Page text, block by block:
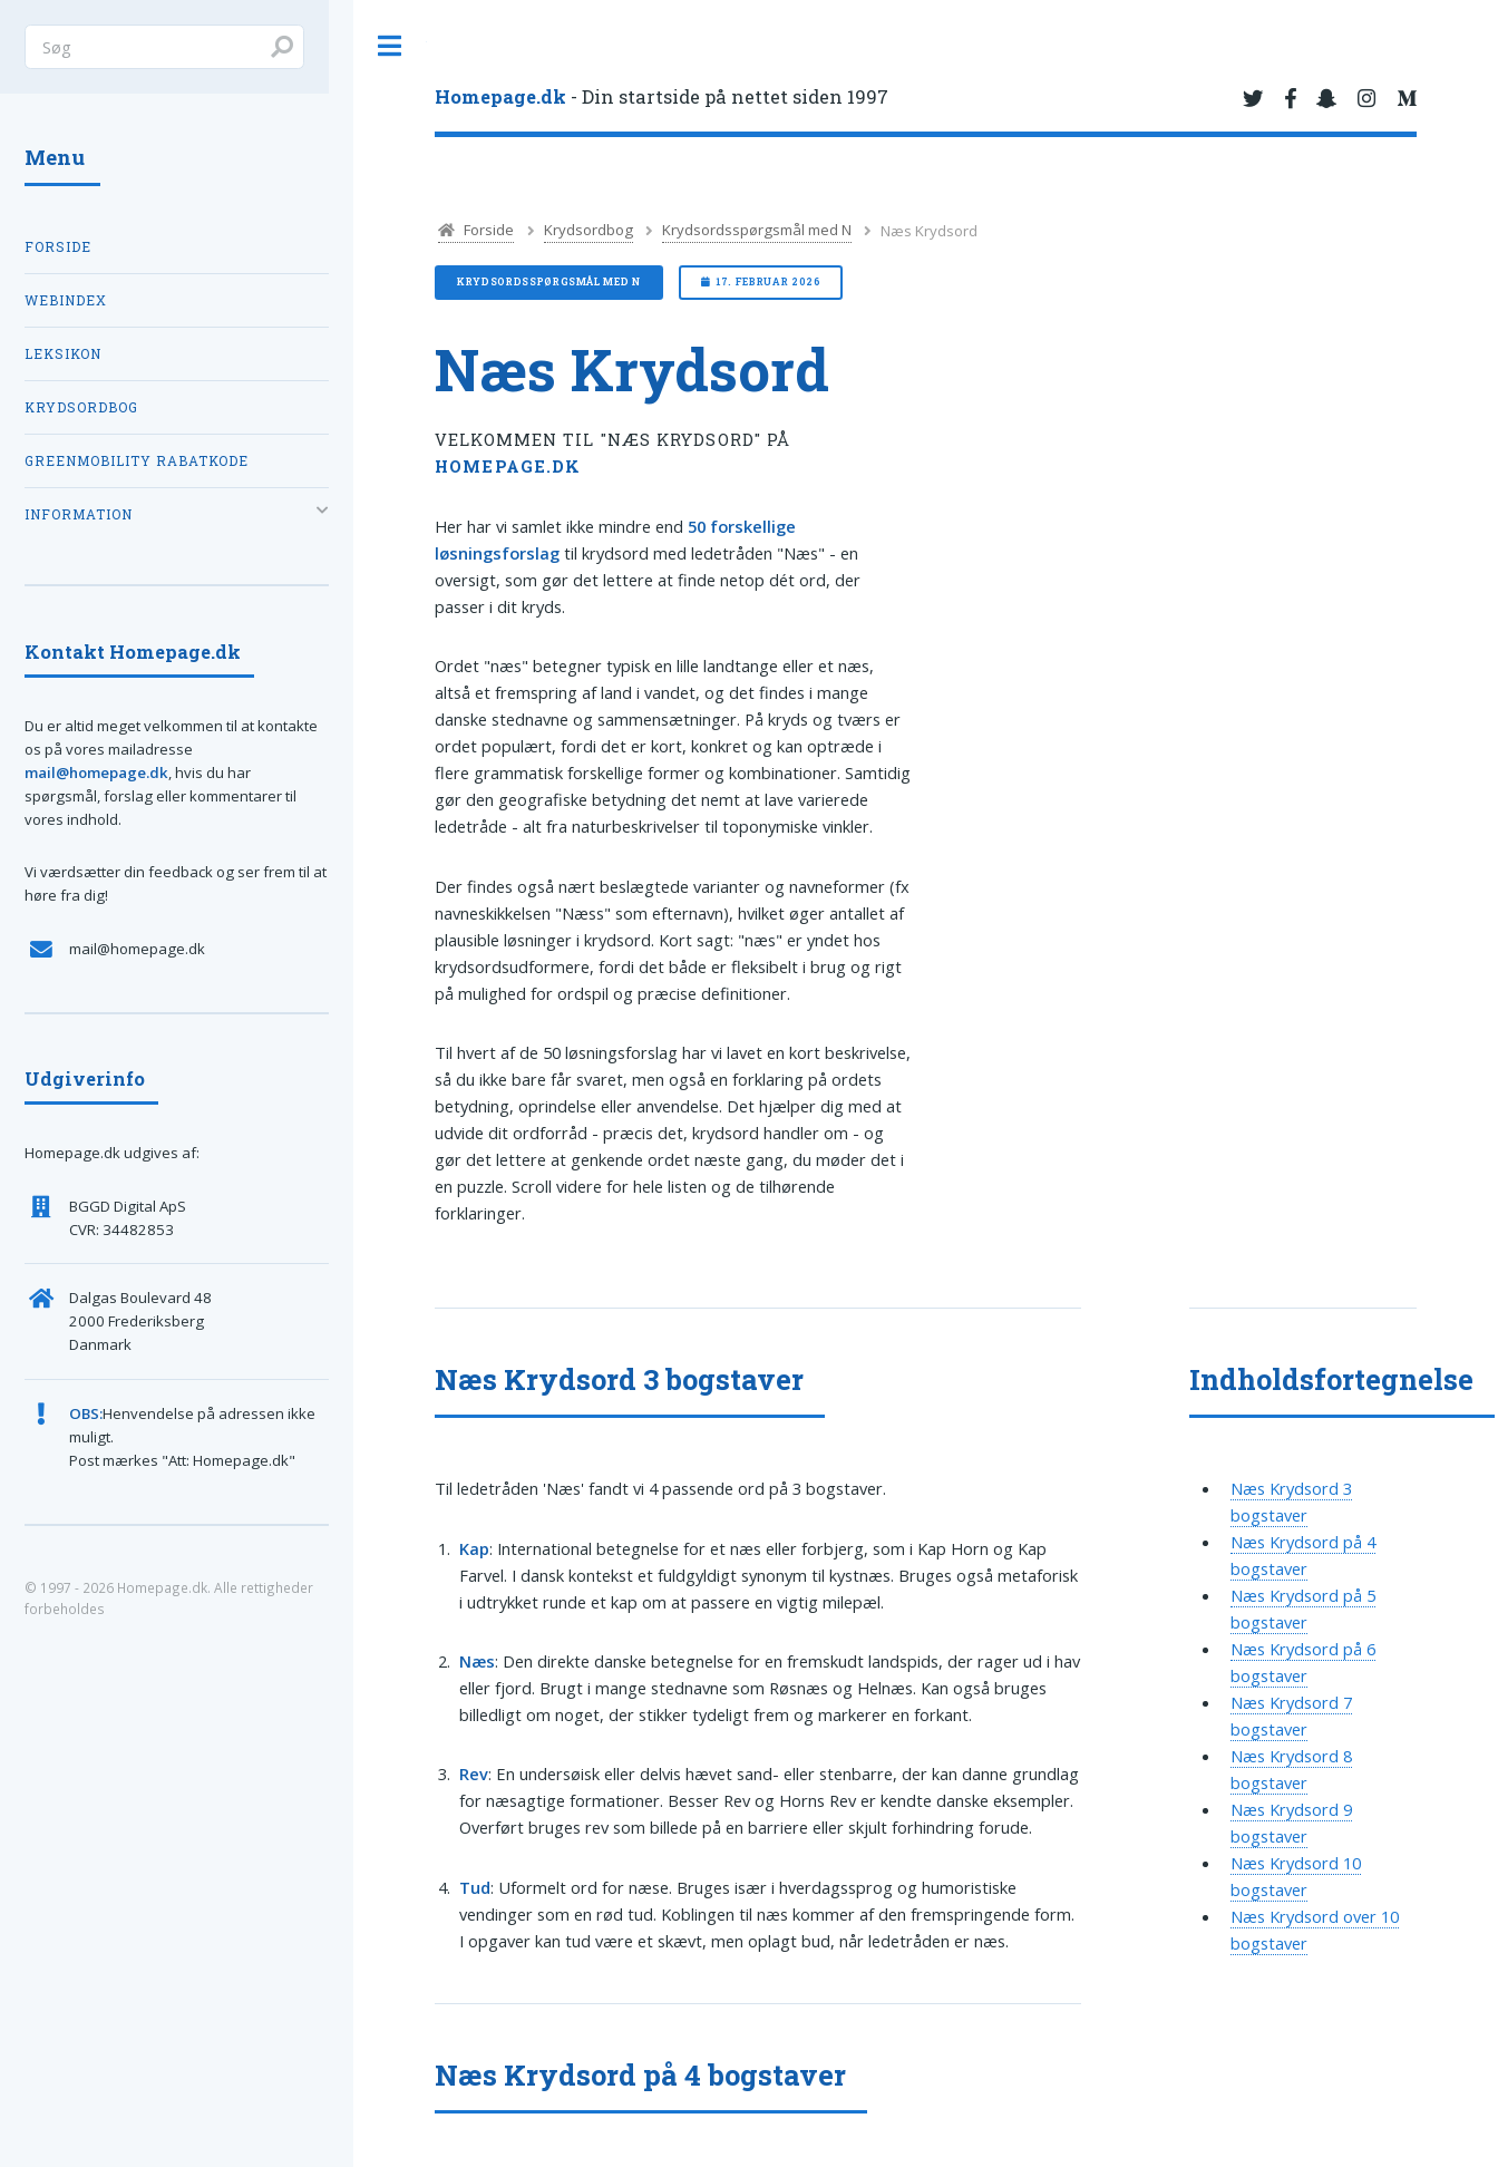
Homepage.dk - Din startside på nettet siden 1997
Forside Krydsordbog Krydsordsspørgsmål med N Næs Krydsord
KRYDSORDSSPØRGSMÅL MED N 17. FEBRUAR 2026
Næs Krydsord
VELKOMMEN TIL "NÆS KRYDSORD" PÅ
HOMEPAGE.DK
Her har vi samlet ikke mindre end 50 forskellige
løsningsforslag til krydsord med ledetråden "Næs" - en
oversigt, som gør det lettere at finde netop dét ord, der
passer i dit kryds.
Ordet "næs" betegner typisk en lille landtange eller et næs,
altså et fremspring af land i vandet, og det findes i mange
danske stednavne og sammensætninger. På kryds og tværs er
ordet populært, fordi det er kort, konkret og kan optræde i
flere grammatisk forskellige former og kombinationer. Samtidig
gør den geografiske betydning det nemt at lave varierede
ledetråde - alt fra naturbeskrivelser til toponymiske vinkler.
Der findes også nært beslægtede varianter og navneformer (fx
navneskikkelsen "Næss" som efternavn), hvilket øger antallet af
plausible løsninger i krydsord. Kort sagt: "næs" er yndet hos
krydsordsudformere, fordi det både er fleksibelt i brug og rigt
på mulighed for ordspil og præcise definitioner.
Til hvert af de 50 løsningsforslag har vi lavet en kort beskrivelse,
så du ikke bare får svaret, men også en forklaring på ordets
betydning, oprindelse eller anvendelse. Det hjælper dig med at
udvide dit ordforråd - præcis det, krydsord handler om - og
gør det lettere at genkende ordet næste gang, du møder det i
en puzzle. Scroll videre for hele listen og de tilhørende
forklaringer.
Næs Krydsord 3 bogstaver
Til ledetråden 'Næs' fandt vi 4 passende ord på 3 bogstaver.
Kap: International betegnelse for et næs eller forbjerg, som i Kap Horn og Kap
Farvel. I dansk kontekst et fuldgyldigt synonym til kystnæs. Bruges også metaforisk
i udtrykket runde et kap om at passere en vigtig milepæl.
Næs: Den direkte danske betegnelse for en fremskudt landspids, der rager ud i hav
eller fjord. Brugt i mange stednavne som Røsnæs og Helnæs. Kan også bruges
billedligt om noget, der stikker tydeligt frem og markerer en forkant.
Rev: En undersøisk eller delvis hævet sand- eller stenbarre, der kan danne grundlag
for næsagtige formationer. Besser Rev og Horns Rev er kendte danske eksempler.
Overført bruges rev som billede på en barriere eller skjult forhindring forude.
Tud: Uformelt ord for næse. Bruges især i hverdagssprog og humoristiske
vendinger som en rød tud. Koblingen til næs kommer af den fremspringende form.
I opgaver kan tud være et skævt, men oplagt bud, når ledetråden er næs.
Næs Krydsord på 4 bogstaver
Indholdsfortegnelse
Næs Krydsord 3
bogstaver
Næs Krydsord på 4
bogstaver
Næs Krydsord på 5
bogstaver
Næs Krydsord på 6
bogstaver
Næs Krydsord 7
bogstaver
Næs Krydsord 8
bogstaver
Næs Krydsord 9
bogstaver
Næs Krydsord 10
bogstaver
Næs Krydsord over 10
bogstaver
Menu
FORSIDE
WEBINDEX
LEKSIKON
KRYDSORDBOG
GREENMOBILITY RABATKODE
INFORMATION
Kontakt Homepage.dk
Du er altid meget velkommen til at kontakte
os på vores mailadresse
mail@homepage.dk, hvis du har
spørgsmål, forslag eller kommentarer til
vores indhold.
Vi værdsætter din feedback og ser frem til at
høre fra dig!
mail@homepage.dk
Udgiverinfo
Homepage.dk udgives af:
BGGD Digital ApS
CVR: 34482853
Dalgas Boulevard 48
2000 Frederiksberg
Danmark
OBS:Henvendelse på adressen ikke
muligt.
Post mærkes "Att: Homepage.dk"
© 1997 - 2026 Homepage.dk. Alle rettigheder
forbeholdes